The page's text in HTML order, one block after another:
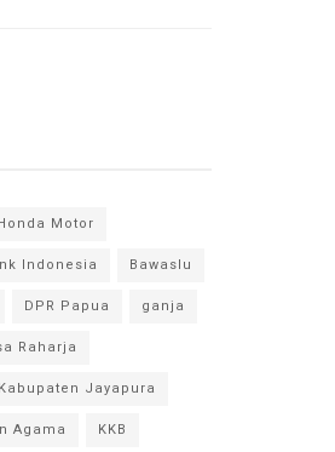
Motor
Indonesia
Bawaslu
DPR Papua
ganja
Raharja
Kabupaten Jayapura
Agama
KKB